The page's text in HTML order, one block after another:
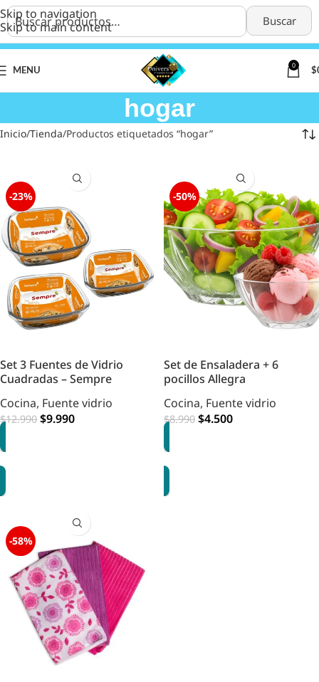
Buscar
Skip to navigation
Skip to main content
MENU
0
$
hogar
Inicio Tienda Productos etiquetados “hogar”
-23%
Set 3 Fuentes de Vidrio
Cuadradas – Sempre
Cocina, Fuente vidrio
$12.990 $9.990
-50%
Set de Ensaladera + 6
pocillos Allegra
Cocina, Fuente vidrio
$8.990 $4.500
-58%